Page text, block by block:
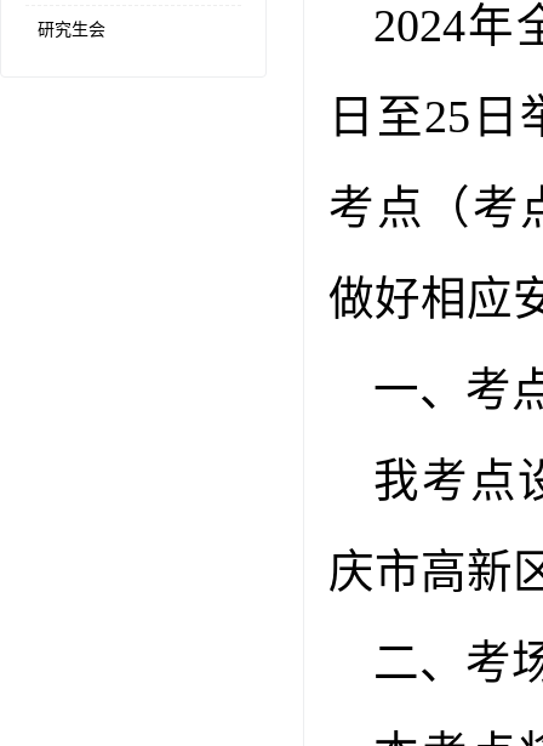
研究生会 2024年
日至25 日
考点（考
做好相应
一、考
我考点
庆市高新
二、考